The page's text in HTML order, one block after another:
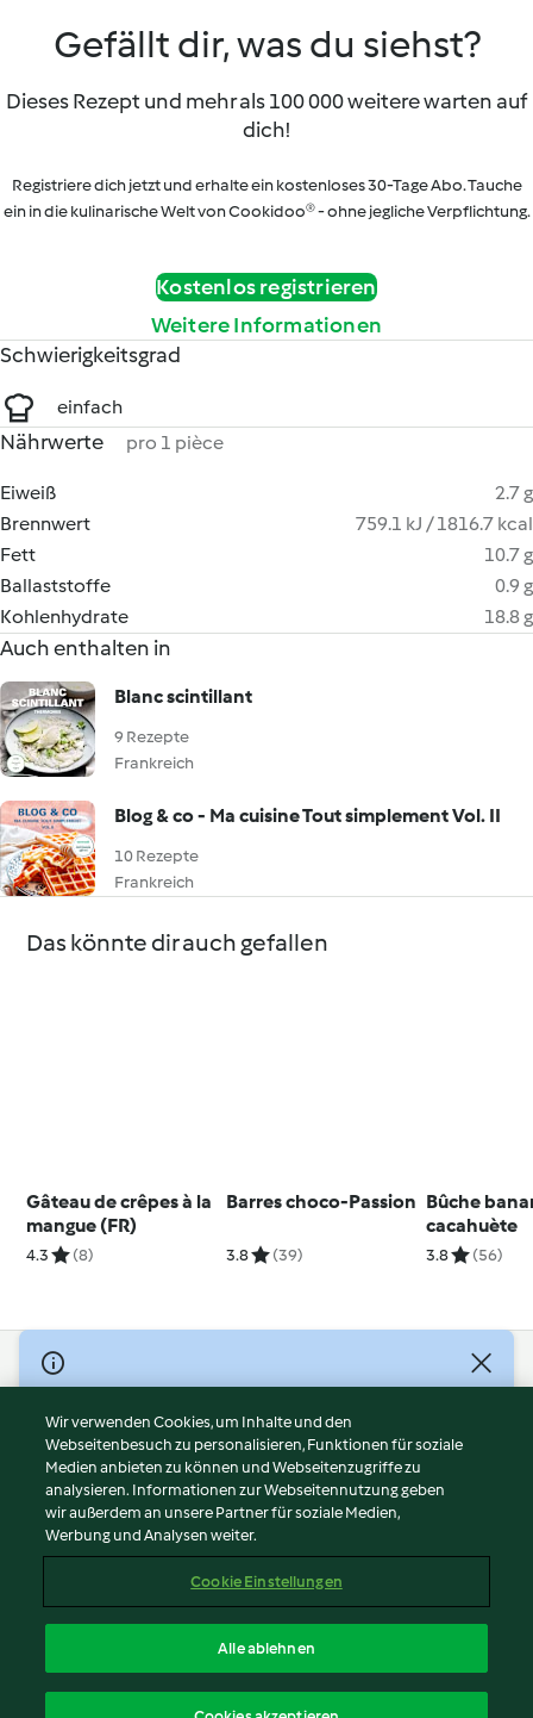
Gefällt dir, was du siehst?
Dieses Rezept und mehr als 100 000 weitere warten auf
dich!
Registriere dich jetzt und erhalte ein kostenloses 30-Tage Abo. Tauche
ein in die kulinarische Welt von Cookidoo® - ohne jegliche Verpflichtung.
Kostenlos registrieren
Weitere Informationen
Schwierigkeitsgrad
einfach
Nährwerte pro 1 pièce
Eiweiß
2.7 g
Brennwert
759.1 kJ / 1816.7 kcal
Fett
10.7 g
Ballaststoffe
0.9 g
Kohlenhydrate
18.8 g
Auch enthalten in
Blanc scintillant
9 Rezepte
Frankreich
Blog & co - Ma cuisine Tout simplement Vol. II
10 Rezepte
Frankreich
Das könnte dir auch gefallen
Gâteau de crêpes à la
mangue (FR)
4.3 (8)
Barres choco-Passion
3.8 (39)
Bûche
cacahuète
3.8 (56)
© Copyright 2026
Nutzungsbedingungen
Datenschutzrichtlinien
Disclaimer
Impressum
Cookies
Abo kündigen
Erklärung zur Barrierefreiheit
Wir verwenden Cookies, um Inhalte und den
Webseitenbesuch zu personalisieren, Funktionen für soziale
Medien anbieten zu können und Webseitenzugriffe zu
analysieren. Informationen zur Webseitennutzung geben
wir außerdem an unsere Partner für soziale Medien,
Werbung und Analysen weiter.
Cookie Einstellungen
Alle ablehnen